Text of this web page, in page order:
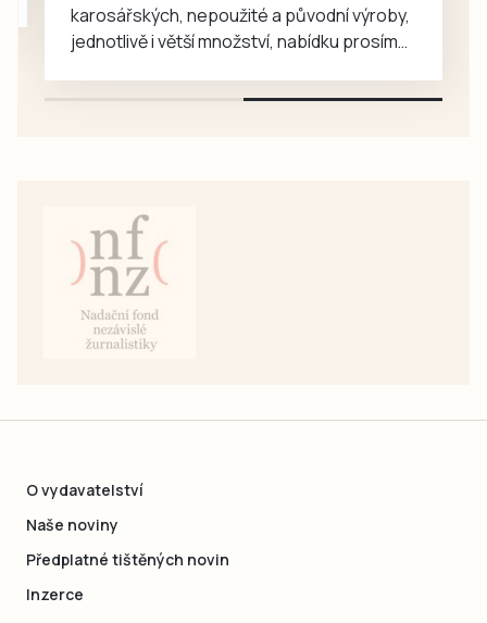
karosářských, nepoužité a původní výroby,
jednotlivě i větší množství, nabídku prosím
O vydavatelství
Naše noviny
Předplatné tištěných novin
Inzerce